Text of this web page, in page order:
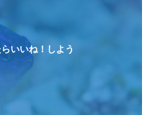
ングがはじめての方や初心者でも
日のコース。沖縄本島のビーチか
グを楽しめます...
いいね！しよう